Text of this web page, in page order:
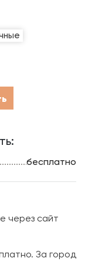
бесплатно
через сайт
За город